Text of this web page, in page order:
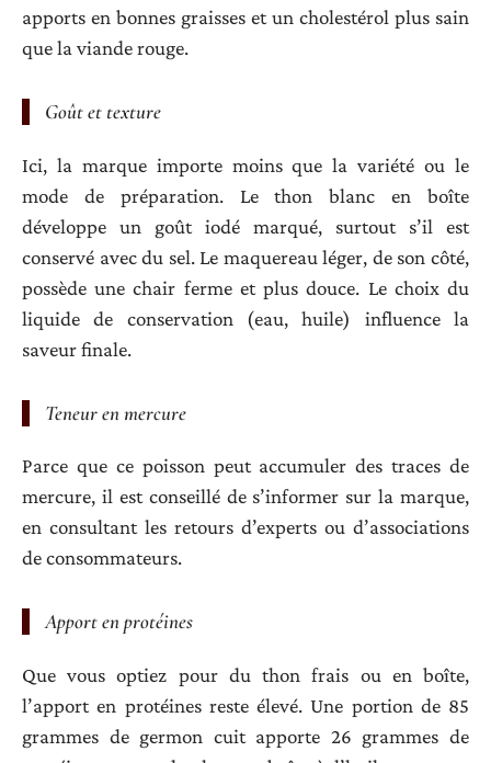
apports en bonnes graisses et un cholestérol plus sain
que la viande rouge.
Goût et texture
Ici, la marque importe moins que la variété ou le
mode de préparation. Le thon blanc en boîte
développe un goût iodé marqué, surtout s’il est
conservé avec du sel. Le maquereau léger, de son côté,
possède une chair ferme et plus douce. Le choix du
liquide de conservation (eau, huile) influence la
saveur finale.
Teneur en mercure
Parce que ce poisson peut accumuler des traces de
mercure, il est conseillé de s’informer sur la marque,
en consultant les retours d’experts ou d’associations
de consommateurs.
Apport en protéines
Que vous optiez pour du thon frais ou en boîte,
l’apport en protéines reste élevé. Une portion de 85
grammes de germon cuit apporte 26 grammes de